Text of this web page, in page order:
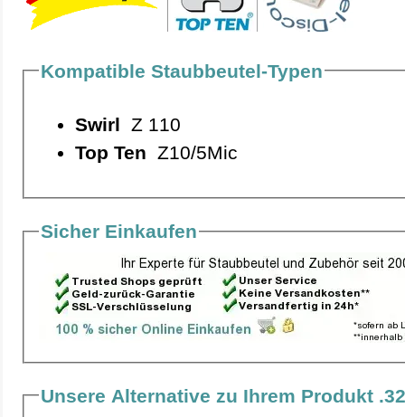
Kompatible Staubbeutel-Typen
Swirl Z 110
Top Ten Z10/5Mic
Sicher Einkaufen
Unsere Alternative zu Ihrem Produkt